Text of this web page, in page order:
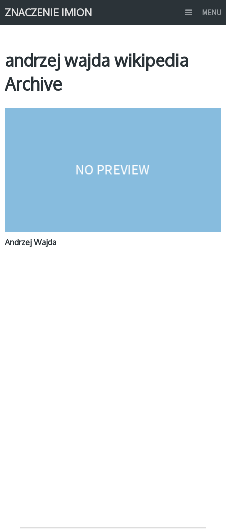
ZNACZENIE IMION MENU
andrzej wajda wikipedia
Archive
Andrzej Wajda